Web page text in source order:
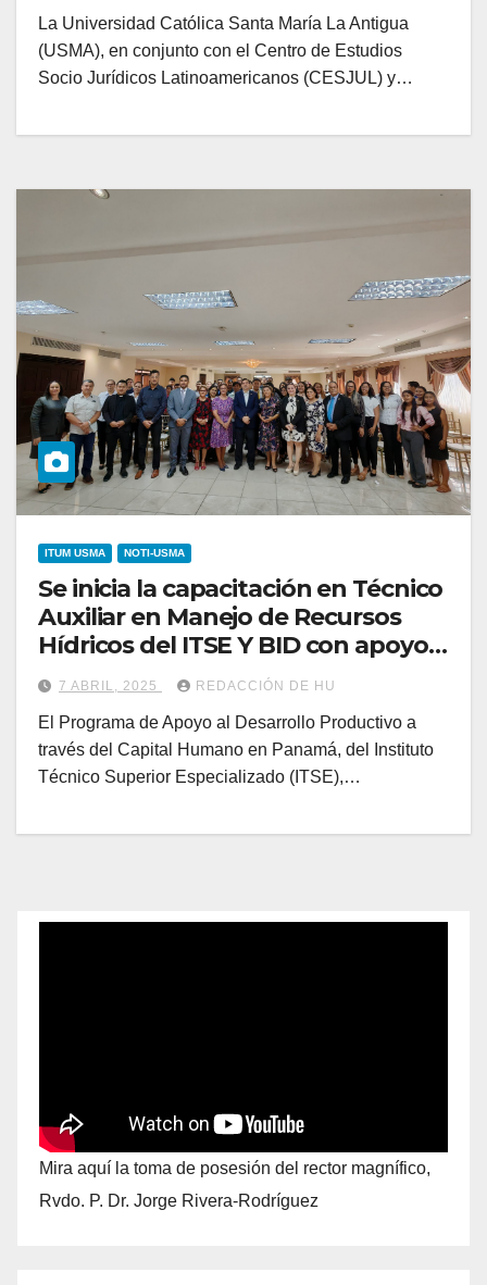
La Universidad Católica Santa María La Antigua
(USMA), en conjunto con el Centro de Estudios
Socio Jurídicos Latinoamericanos (CESJUL) y…
ITUM USMA NOTI-USMA
Se inicia la capacitación en Técnico
Auxiliar en Manejo de Recursos
Hídricos del ITSE Y BID con apoyo
del ITUM y CECOMCE
7 ABRIL, 2025 REDACCIÓN DE HU
El Programa de Apoyo al Desarrollo Productivo a
través del Capital Humano en Panamá, del Instituto
Técnico Superior Especializado (ITSE),…
Mira aquí la toma de posesión del rector magnífico,
Rvdo. P. Dr. Jorge Rivera-Rodríguez